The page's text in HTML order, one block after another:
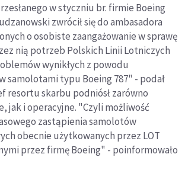
w styczniu br. firmie Boeing
zwrócił się do ambasadora
o osobiste zaangażowanie w sprawę
nią potrzeb Polskich Linii Lotniczych
wynikłych z powodu
samolotami typu Boeing 787" - podał
resortu skarbu podniósł zarówno
jak i operacyjne. "Czyli możliwość
zastąpienia samolotów
obecnie użytkowanych przez LOT
przez firmę Boeing" - poinformowało